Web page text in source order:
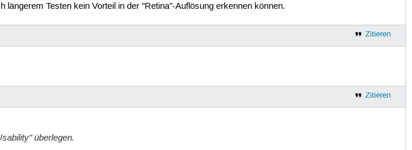
Testen kein Vorteil in der "Retina"-Auflösung erkennen können.
Zitieren
Zitieren
überlegen.